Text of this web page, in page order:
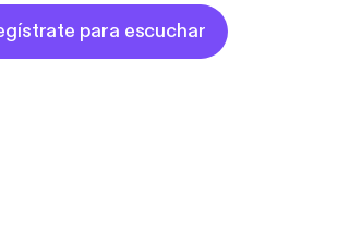
para escuchar